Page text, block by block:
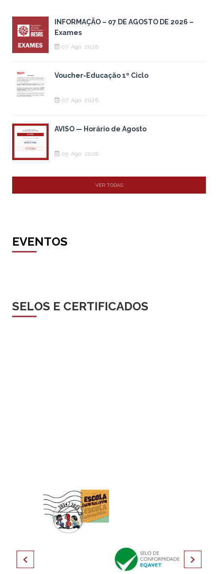
INFORMAÇÃO – 07 DE AGOSTO DE 2026 –
Exames
07 Ago 2026
Voucher-Educação 1º Ciclo
07 Ago 2026
AVISO — Horário de Agosto
05 Ago 2026
VER TODAS
EVENTOS
SELOS E CERTIFICADOS